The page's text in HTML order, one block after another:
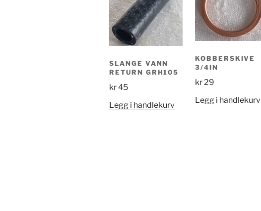
SLANGE VANN
RETURN GRH105
kr45
Legg i handlekurv
KOBBERSKIVE
3/4IN
kr29
Legg i handlekurv